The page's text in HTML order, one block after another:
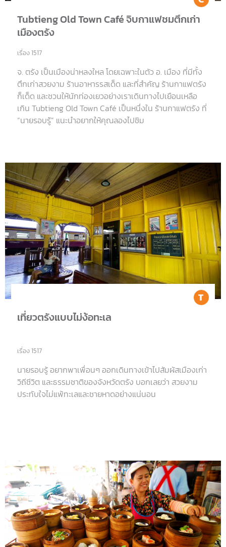
Tubtieng Old Town Café จิบกาแฟชมตึกเก่า
เมืองตรัง
เรื่อง 1517
จ. ตรัง เป็นเมืองน่าหลงใหล โดยเฉพาะในตัว อ. เมือง ที่มีทั้ง
ตึกเก่าสวยงาม ร้านอาหารรสเด็ด และที่สำคัญ ร้านกาแฟตรัง
ก็เด็ด และชวนให้นักท่องเยวอย่างเราเดินทางไปเยือนเหลือ
เกิน Tubtieng Old Town Café เป็นหนึ่งใน ร้านกาแฟตรัง ที่
“นายรอบรู้” แนะนำอยากให้คุณลองไปชิม
เที่ยวตรังแบบไม่ง้อทะเล
เรื่อง 1517
นายรอบรู้ อยากพาเพื่อนๆ ออกเดินทางเข้าไปสัมผัสเมืองเก่า
วิถีชีวิต และธรรมชาติของจังหวัดตรัง บอกเลยว่า สวยงาม
ประทับใจไม่แพ้ทะเลและชายหาดอย่างแน่นอน